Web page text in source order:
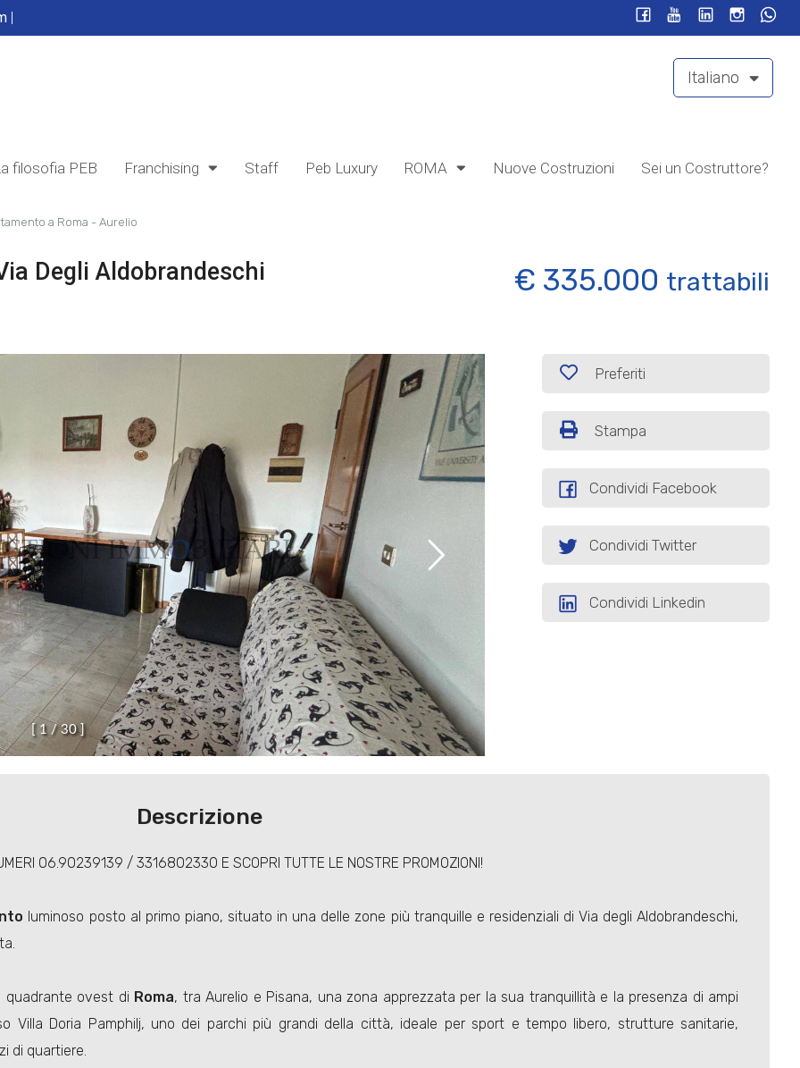
Italiano
filosofia PEB Franchising Staff Peb Luxury ROMA Nuove Costruzioni Sei un Costruttore?
|
a Roma - Aurelio
Degli Aldobrandeschi € 335.000 trattabili
1 / 30 ]
Preferiti
Stampa
Condividi Facebook
Condividi Twitter
Condividi Linkedin
Descrizione
06.90239139 / 3316802330 E SCOPRI TUTTE LE NOSTRE PROMOZIONI!
luminoso posto al primo piano, situato in una delle zone più tranquille e residenziali di Via degli Aldobrandeschi,
quadrante ovest di Roma, tra Aurelio e Pisana, una zona apprezzata per la sua tranquillità e la presenza di ampi
Villa Doria Pamphilj, uno dei parchi più grandi della città, ideale per sport e tempo libero, strutture sanitarie,
di quartiere.